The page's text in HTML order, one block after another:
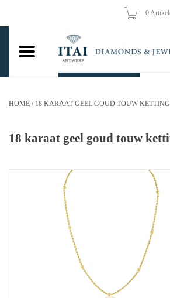
0
Trouwringen
HOME / 18 KARAAT GEEL GOUD TOUW
18 karaat geel goud touw